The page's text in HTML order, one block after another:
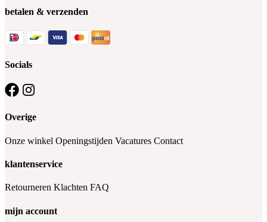
betalen & verzenden
Socials
Overige
Onze winkel Openingstijden Vacatures Contact
klantenservice
Retourneren Klachten FAQ
mijn account